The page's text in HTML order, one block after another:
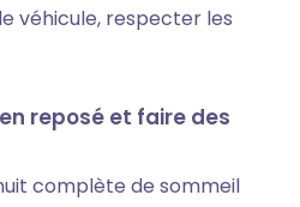
véhicule, respecter les
reposé et faire des
complète de sommeil